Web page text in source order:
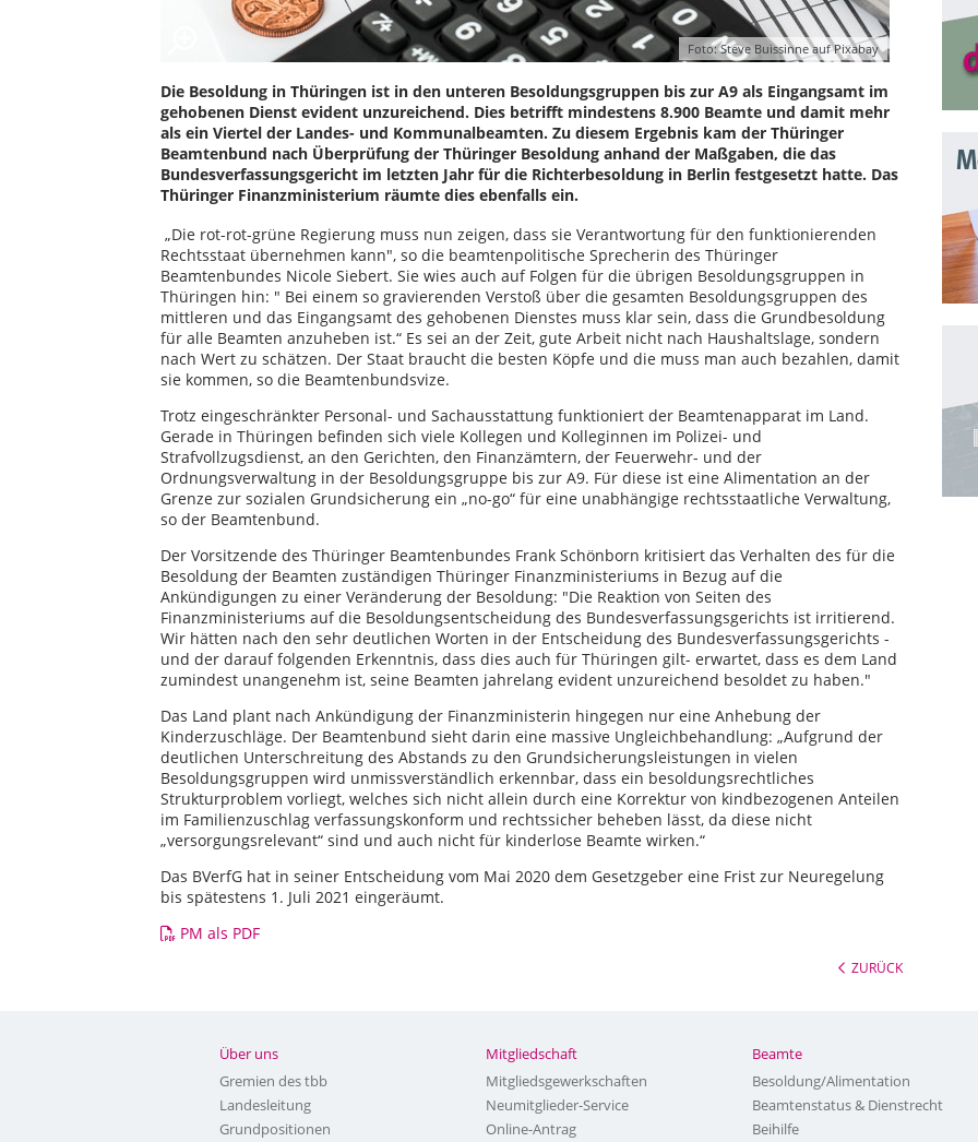
Foto: Steve Buissinne auf Pixabay
Die Besoldung in Thüringen ist in den unteren Besoldungsgruppen bis zur A9 als Eingangsamt im
gehobenen Dienst evident unzureichend. Dies betrifft mindestens 8.900 Beamte und damit mehr
als ein Viertel der Landes- und Kommunalbeamten. Zu diesem Ergebnis kam der Thüringer
Beamtenbund nach Überprüfung der Thüringer Besoldung anhand der Maßgaben, die das
Bundesverfassungsgericht im letzten Jahr für die Richterbesoldung in Berlin festgesetzt hatte. Das
Thüringer Finanzministerium räumte dies ebenfalls ein.
„Die rot-rot-grüne Regierung muss nun zeigen, dass sie Verantwortung für den funktionierenden
Rechtsstaat übernehmen kann", so die beamtenpolitische Sprecherin des Thüringer
Beamtenbundes Nicole Siebert. Sie wies auch auf Folgen für die übrigen Besoldungsgruppen in
Thüringen hin: " Bei einem so gravierenden Verstoß über die gesamten Besoldungsgruppen des
mittleren und das Eingangsamt des gehobenen Dienstes muss klar sein, dass die Grundbesoldung
für alle Beamten anzuheben ist.“ Es sei an der Zeit, gute Arbeit nicht nach Haushaltslage, sondern
nach Wert zu schätzen. Der Staat braucht die besten Köpfe und die muss man auch bezahlen, damit
sie kommen, so die Beamtenbundsvize.
Trotz eingeschränkter Personal- und Sachausstattung funktioniert der Beamtenapparat im Land.
Gerade in Thüringen befinden sich viele Kollegen und Kolleginnen im Polizei- und
Strafvollzugsdienst, an den Gerichten, den Finanzämtern, der Feuerwehr- und der
Ordnungsverwaltung in der Besoldungsgruppe bis zur A9. Für diese ist eine Alimentation an der
Grenze zur sozialen Grundsicherung ein „no-go“ für eine unabhängige rechtsstaatliche Verwaltung,
so der Beamtenbund.
Der Vorsitzende des Thüringer Beamtenbundes Frank Schönborn kritisiert das Verhalten des für die
Besoldung der Beamten zuständigen Thüringer Finanzministeriums in Bezug auf die
Ankündigungen zu einer Veränderung der Besoldung: "Die Reaktion von Seiten des
Finanzministeriums auf die Besoldungsentscheidung des Bundesverfassungsgerichts ist irritierend.
Wir hätten nach den sehr deutlichen Worten in der Entscheidung des Bundesverfassungsgerichts -
und der darauf folgenden Erkenntnis, dass dies auch für Thüringen gilt- erwartet, dass es dem Land
zumindest unangenehm ist, seine Beamten jahrelang evident unzureichend besoldet zu haben."
Das Land plant nach Ankündigung der Finanzministerin hingegen nur eine Anhebung der
Kinderzuschläge. Der Beamtenbund sieht darin eine massive Ungleichbehandlung: „Aufgrund der
deutlichen Unterschreitung des Abstands zu den Grundsicherungsleistungen in vielen
Besoldungsgruppen wird unmissverständlich erkennbar, dass ein besoldungsrechtliches
Strukturproblem vorliegt, welches sich nicht allein durch eine Korrektur von kindbezogenen Anteilen
im Familienzuschlag verfassungskonform und rechtssicher beheben lässt, da diese nicht
„versorgungsrelevant“ sind und auch nicht für kinderlose Beamte wirken.“
Das BVerfG hat in seiner Entscheidung vom Mai 2020 dem Gesetzgeber eine Frist zur Neuregelung
bis spätestens 1. Juli 2021 eingeräumt.
PM als PDF
ZURÜCK
Über uns
Gremien des tbb
Landesleitung
Grundpositionen
Mitgliedschaft
Mitgliedsgewerkschaften
Neumitglieder-Service
Online-Antrag
Beamte
Besoldung/Alimentation
Beamtenstatus & Dienstrecht
Beihilfe